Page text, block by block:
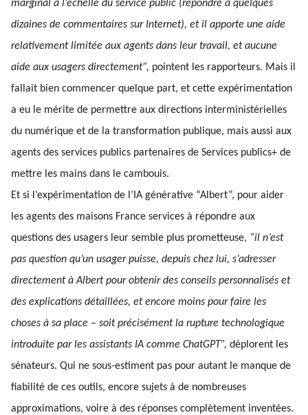
marginal à l’échelle du service public (répondre à quelques
dizaines de commentaires sur Internet), et il apporte une aide
relativement limitée aux agents dans leur travail, et aucune
aide aux usagers directement”, pointent les rapporteurs. Mais il
fallait bien commencer quelque part, et cette expérimentation
a eu le mérite de permettre aux directions interministérielles
du numérique et de la transformation publique, mais aussi aux
agents des services publics partenaires de Services publics+ de
mettre les mains dans le cambouis.
Et si l’expérimentation de l’IA générative “Albert”, pour aider
les agents des maisons France services à répondre aux
questions des usagers leur semble plus prometteuse, “il n’est
pas question qu’un usager puisse, depuis chez lui, s’adresser
directement à Albert pour obtenir des conseils personnalisés et
des explications détaillées, et encore moins pour faire les
choses à sa place – soit précisément la rupture technologique
introduite par les assistants IA comme ChatGPT”, déplorent les
sénateurs. Qui ne sous-estiment pas pour autant le manque de
fiabilité de ces outils, encore sujets à de nombreuses
approximations, voire à des réponses complètement inventées.